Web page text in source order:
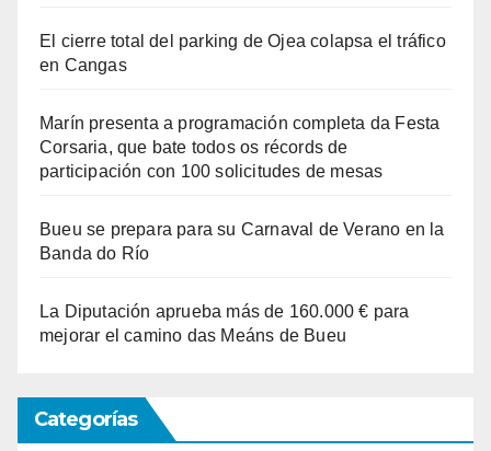
El cierre total del parking de Ojea colapsa el tráfico
en Cangas
Marín presenta a programación completa da Festa
Corsaria, que bate todos os récords de
participación con 100 solicitudes de mesas
Bueu se prepara para su Carnaval de Verano en la
Banda do Río
La Diputación aprueba más de 160.000 € para
mejorar el camino das Meáns de Bueu
Categorías